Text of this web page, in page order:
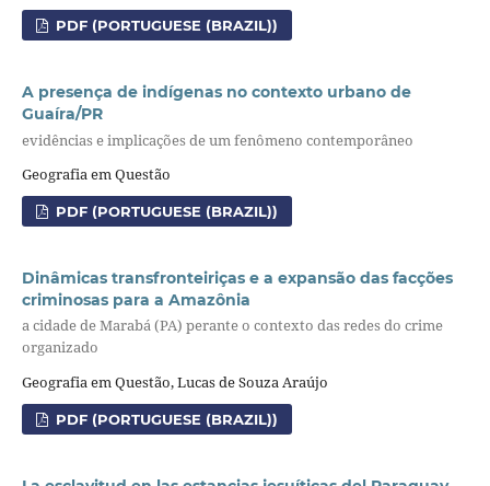
PDF (PORTUGUESE (BRAZIL))
A presença de indígenas no contexto urbano de
Guaíra/PR
evidências e implicações de um fenômeno contemporâneo
Geografia em Questão
PDF (PORTUGUESE (BRAZIL))
Dinâmicas transfronteiriças e a expansão das facções
criminosas para a Amazônia
a cidade de Marabá (PA) perante o contexto das redes do crime
organizado
Geografia em Questão, Lucas de Souza Araújo
PDF (PORTUGUESE (BRAZIL))